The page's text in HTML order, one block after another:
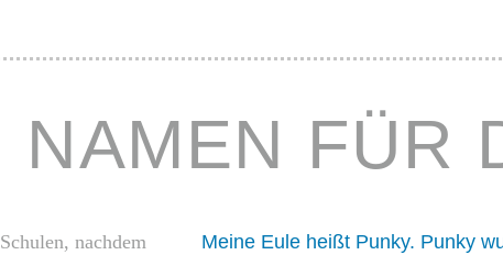
FÜR
nachdem
Meine Eule heißt Punky. Punky